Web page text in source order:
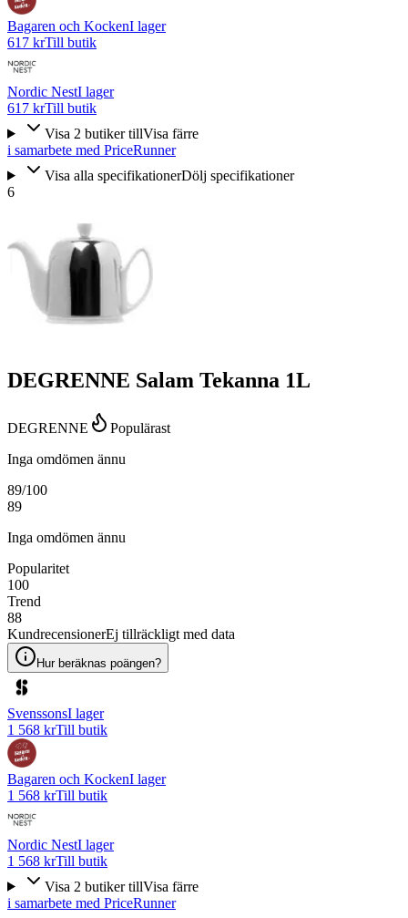
Bagaren och KockenI lager
617 krTill butik
Nordic NestI lager
617 krTill butik
Visa 2 butiker tillVisa färre
i samarbete med PriceRunner
Visa alla specifikationerDölj specifikationer
6
DEGRENNE Salam Tekanna 1L
DEGRENNE
Populärast
Inga omdömen ännu
89/100
89
Inga omdömen ännu
Popularitet
100
Trend
88
KundrecensionerEj tillräckligt med data
Hur beräknas poängen?
SvenssonsI lager
1 568 krTill butik
Bagaren och KockenI lager
1 568 krTill butik
Nordic NestI lager
1 568 krTill butik
Visa 2 butiker tillVisa färre
i samarbete med PriceRunner